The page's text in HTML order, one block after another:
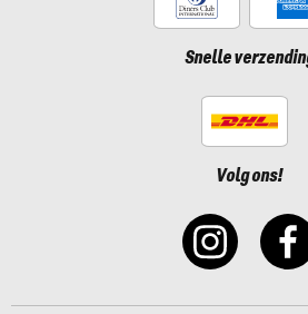
Snelle
Volg ons!